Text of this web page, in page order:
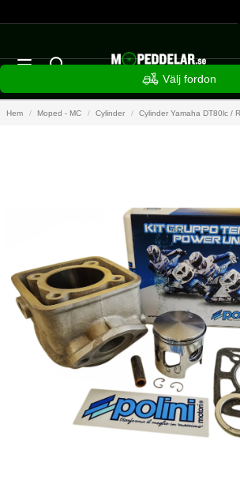
Välj fordon
Hem Moped - MC Cylinder Cylinder Yamaha DT80lc /